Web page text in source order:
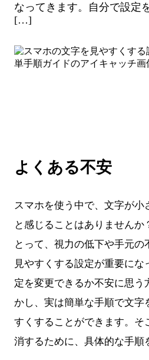
なってきます。自分で設定
[…]
よくある不安
スマホを使う中で、文字が小
と感じることはありませんか
とって、視力の低下や手元の
見やすくする設定が重要にな
定を変更できるか不安に思う
かし、実は簡単な手順で文字
すくすることができます。そ
消するために、具体的な手順